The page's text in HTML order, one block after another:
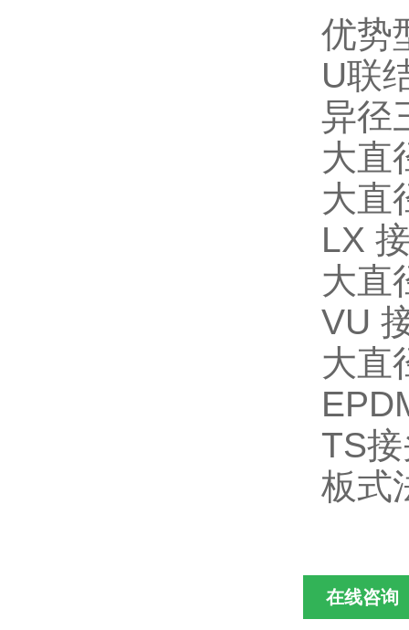
优势
U联
异径
大直
大直
LX
大直
VU
大直
TS
板式
在线咨询